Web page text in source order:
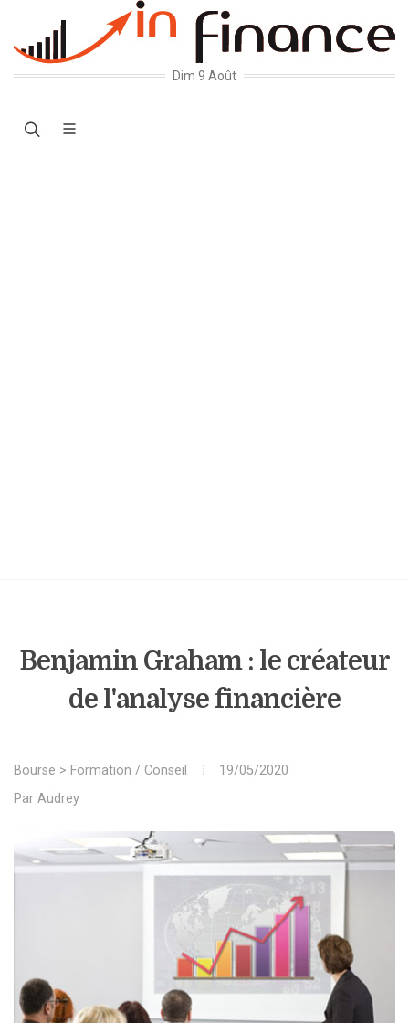
Dim 9 Août
Benjamin Graham : le créateur
de l'analyse financière
Bourse > Formation / Conseil
19/05/2020
Par Audrey